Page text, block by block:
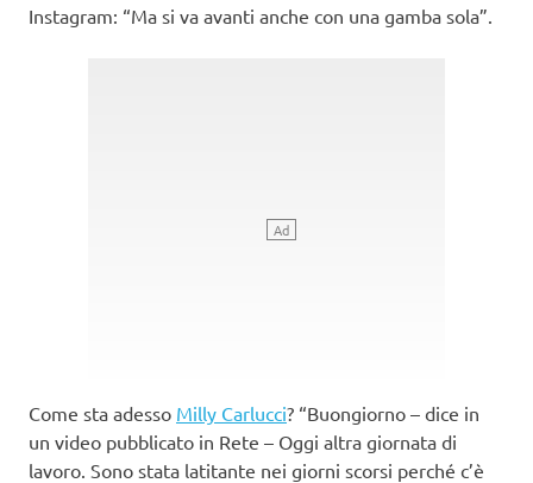
Instagram: “Ma si va avanti anche con una gamba sola”.
Come sta adesso Milly Carlucci? “Buongiorno – dice in
un video pubblicato in Rete – Oggi altra giornata di
lavoro. Sono stata latitante nei giorni scorsi perché c’è